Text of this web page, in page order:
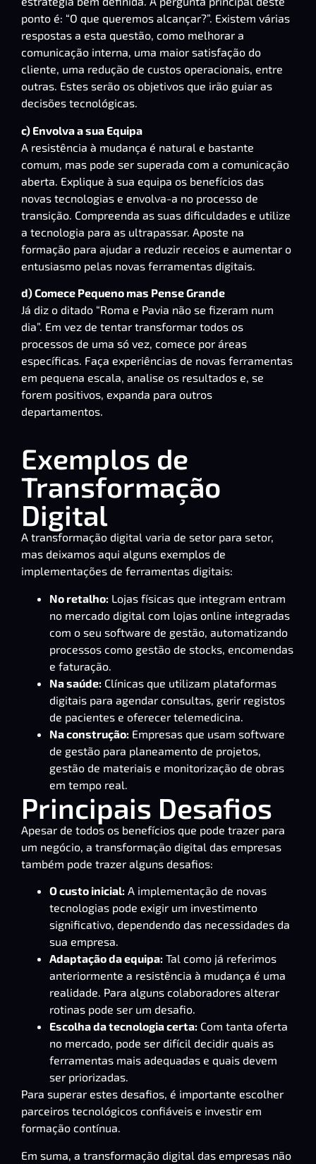
ponto é: “O que queremos alcançar?”. Existem várias
respostas a esta questão, como melhorar a
comunicação interna, uma maior satisfação do
cliente, uma redução de custos operacionais, entre
outras. Estes serão os objetivos que irão guiar as
decisões tecnológicas.
c) Envolva a sua Equipa
A resistência à mudança é natural e bastante
comum, mas pode ser superada com a comunicação
aberta. Explique à sua equipa os benefícios das
novas tecnologias e envolva-a no processo de
transição. Compreenda as suas dificuldades e utilize
a tecnologia para as ultrapassar. Aposte na
formação para ajudar a reduzir receios e aumentar o
entusiasmo pelas novas ferramentas digitais.
d) Comece Pequeno mas Pense Grande
Já diz o ditado “Roma e Pavia não se fizeram num
dia”. Em vez de tentar transformar todos os
processos de uma só vez, comece por áreas
específicas. Faça experiências de novas ferramentas
em pequena escala, analise os resultados e, se
forem positivos, expanda para outros
departamentos.
Exemplos de
Transformação
Digital
A transformação digital varia de setor para setor,
mas deixamos aqui alguns exemplos de
implementações de ferramentas digitais:
No retalho: Lojas físicas que integram entram
no mercado digital com lojas online integradas
com o seu software de gestão, automatizando
processos como gestão de stocks, encomendas
e faturação.
Na saúde: Clínicas que utilizam plataformas
digitais para agendar consultas, gerir registos
de pacientes e oferecer telemedicina.
Na construção: Empresas que usam software
de gestão para planeamento de projetos,
gestão de materiais e monitorização de obras
em tempo real.
Principais Desafios
Apesar de todos os benefícios que pode trazer para
um negócio, a transformação digital das empresas
também pode trazer alguns desafios:
O custo inicial: A implementação de novas
tecnologias pode exigir um investimento
significativo, dependendo das necessidades da
sua empresa.
Adaptação da equipa: Tal como já referimos
anteriormente a resistência à mudança é uma
realidade. Para alguns colaboradores alterar
rotinas pode ser um desafio.
Escolha da tecnologia certa: Com tanta oferta
no mercado, pode ser difícil decidir quais as
ferramentas mais adequadas e quais devem
ser priorizadas.
Para superar estes desafios, é importante escolher
parceiros tecnológicos confiáveis e investir em
formação contínua.
Em suma, a transformação digital das empresas não